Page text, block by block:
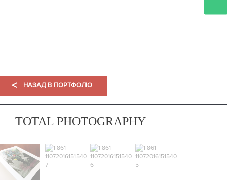
< НАЗАД В ПОРТФОЛІО
TOTAL PHOTOGRAPHY